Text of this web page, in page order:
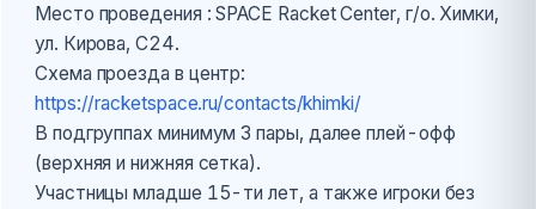
Место проведения : SPACE Racket Center, г/о. Химки,
ул. Кирова, С24.
Схема проезда в центр:
https://racketspace.ru/contacts/khimki/
В подгруппах минимум 3 пары, далее плей-офф
(верхняя и нижняя сетка).
Участницы младше 15-ти лет, а также игроки без